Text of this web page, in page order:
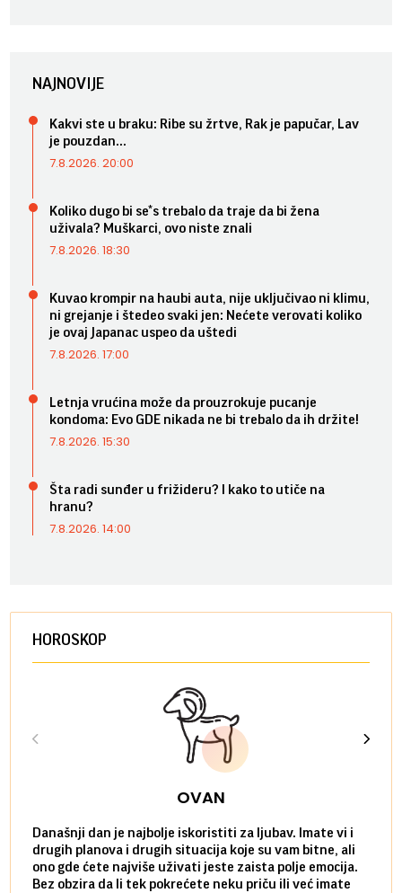
NAJNOVIJE
Kakvi ste u braku: Ribe su žrtve, Rak je papučar, Lav
je pouzdan...
7.8.2026. 20:00
Koliko dugo bi se*s trebalo da traje da bi žena
uživala? Muškarci, ovo niste znali
7.8.2026. 18:30
Kuvao krompir na haubi auta, nije uključivao ni klimu,
ni grejanje i štedeo svaki jen: Nećete verovati koliko
je ovaj Japanac uspeo da uštedi
7.8.2026. 17:00
Letnja vrućina može da prouzrokuje pucanje
kondoma: Evo GDE nikada ne bi trebalo da ih držite!
7.8.2026. 15:30
Šta radi sunđer u frižideru? I kako to utiče na
hranu?
7.8.2026. 14:00
HOROSKOP
OVAN
Današnji dan je najbolje iskoristiti za ljubav. Imate vi i
drugih planova i drugih situacija koje su vam bitne, ali
ono gde ćete najviše uživati jeste zaista polje emocija.
Bez obzira da li tek pokrećete neku priču ili već imate